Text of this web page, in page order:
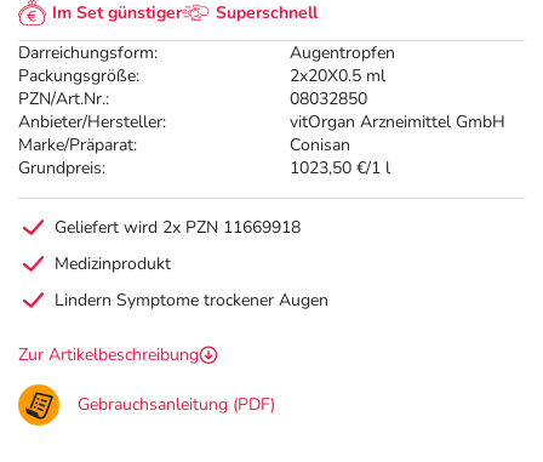
Im Set günstiger
Superschnell
Darreichungsform:
Augentropfen
Packungsgröße:
2x20X0.5 ml
PZN/Art.Nr.:
08032850
Anbieter/Hersteller:
vitOrgan Arzneimittel GmbH
Marke/Präparat:
Conisan
Grundpreis:
1023,50 €/1 l
Geliefert wird 2x PZN 11669918
Medizinprodukt
Lindern Symptome trockener Augen
Zur Artikelbeschreibung
Gebrauchsanleitung (PDF)